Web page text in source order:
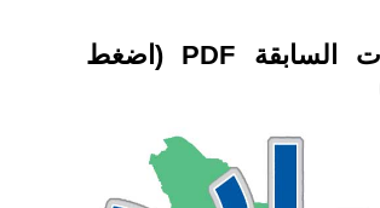
الاصدارات السابقة PDF (اضغط